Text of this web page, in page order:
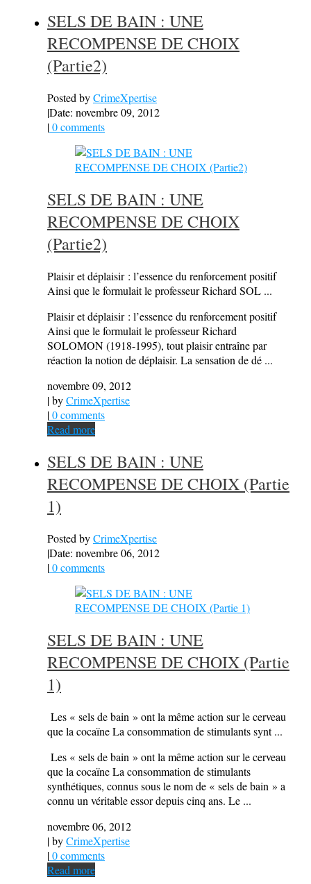
SELS DE BAIN : UNE
RECOMPENSE DE CHOIX
(Partie2)
Posted byCrimeXpertise
|Date: novembre 09, 2012
|0 comments
SELS DE BAIN : UNE
RECOMPENSE DE CHOIX
(Partie2)
Plaisir et déplaisir : l’essence du renforcement positif
Ainsi que le formulait le professeur Richard SOL ...
Plaisir et déplaisir : l’essence du renforcement positif
Ainsi que le formulait le professeur Richard
SOLOMON (1918-1995), tout plaisir entraîne par
réaction la notion de déplaisir. La sensation de dé ...
novembre 09, 2012
| byCrimeXpertise
|0 comments
Read more
SELS DE BAIN : UNE
RECOMPENSE DE CHOIX (Partie
1)
Posted byCrimeXpertise
|Date: novembre 06, 2012
|0 comments
SELS DE BAIN : UNE
RECOMPENSE DE CHOIX (Partie
1)
Les « sels de bain » ont la même action sur le cerveau
que la cocaïne La consommation de stimulants synt ...
Les « sels de bain » ont la même action sur le cerveau
que la cocaïne La consommation de stimulants
synthétiques, connus sous le nom de « sels de bain » a
connu un véritable essor depuis cinq ans. Le ...
novembre 06, 2012
| byCrimeXpertise
|0 comments
Read more